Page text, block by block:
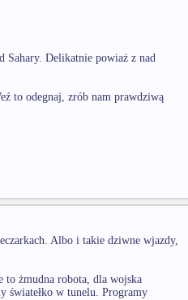
Sahary. Delikatnie powiaż z nad
to odegnaj, zrób nam prawdziwą
Albo i takie dziwne wjazdy,
żmudna robota, dla wojska
światełko w tunelu. Programy